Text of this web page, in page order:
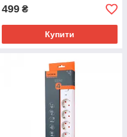
499 ₴
Купити